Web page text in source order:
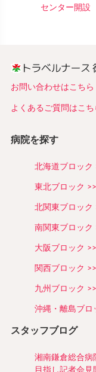
センター開設
お問い合わせはこちら
よくあるご質問はこち
病院を探す
北海道ブロック
東北ブロック
北関東ブロック
南関東ブロック
大阪ブロック
関西ブロック
九州ブロック
沖縄・離島ブロ
スタッフブログ
湘南鎌倉総合病
目指し記者会見